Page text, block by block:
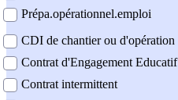
Prépa.opérationnel.emploi
CDI de chantier ou d'opération
Contrat d'Engagement Educatif
Contrat intermittent